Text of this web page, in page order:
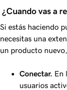
¿Cuando vas a
Si estás haciendo
necesitas una
un producto
Conectar. En
usuarios